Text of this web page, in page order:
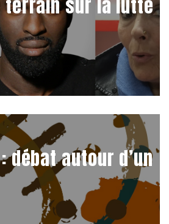
terrain sur la lutte
débat autour d’un